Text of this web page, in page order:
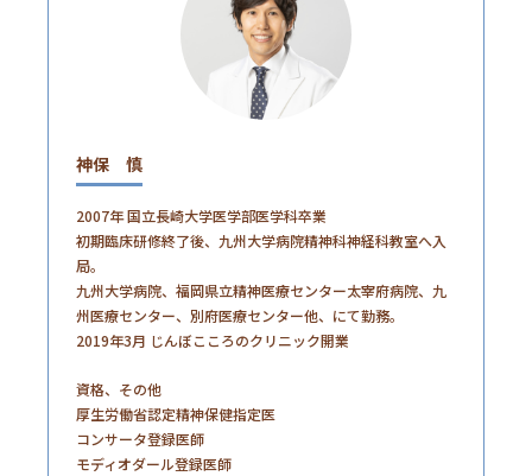
神保 慎
2007年 国立長崎大学医学部医学科卒業
初期臨床研修終了後、九州大学病院精神科神経科教室へ入
局。
九州大学病院、福岡県立精神医療センター太宰府病院、九
州医療センター、別府医療センター他、にて勤務。
2019年3月 じんぼこころのクリニック開業
資格、その他
厚生労働省認定精神保健指定医
コンサータ登録医師
モディオダール登録医師